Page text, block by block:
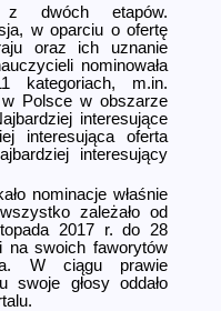
z dwóch etapów.
w oparciu o ofertę
oraz ich uznanie
nominowała
kategoriach, m.in.
Polsce w obszarze
interesujące
interesująca oferta
interesujący
nominacje właśnie
zależało od
2017 r. do 28
na swoich faworytów
W ciągu prawie
swoje głosy oddało